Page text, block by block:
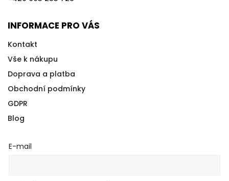
INFORMACE PRO VÁS
Kontakt
Vše k nákupu
Doprava a platba
Obchodní podmínky
GDPR
Blog
E-mail